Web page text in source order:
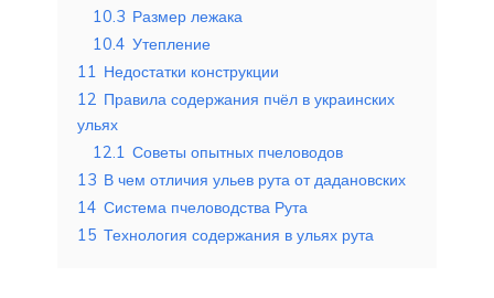
10.3 Размер лежака
10.4 Утепление
11 Недостатки конструкции
12 Правила содержания пчёл в украинских
ульях
12.1 Советы опытных пчеловодов
13 В чем отличия ульев рута от дадановских
14 Система пчеловодства Рута
15 Технология содержания в ульях рута